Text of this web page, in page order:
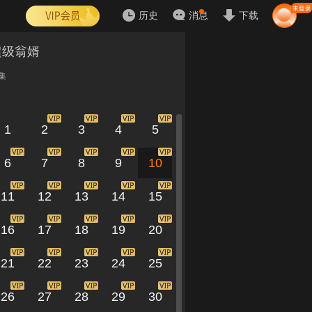
历史 消息 下载
翁婿
1 2 3 4 5
6 7 8 9 10
11 12 13 14 15
16 17 18 19 20
21 22 23 24 25
26 27 28 29 30